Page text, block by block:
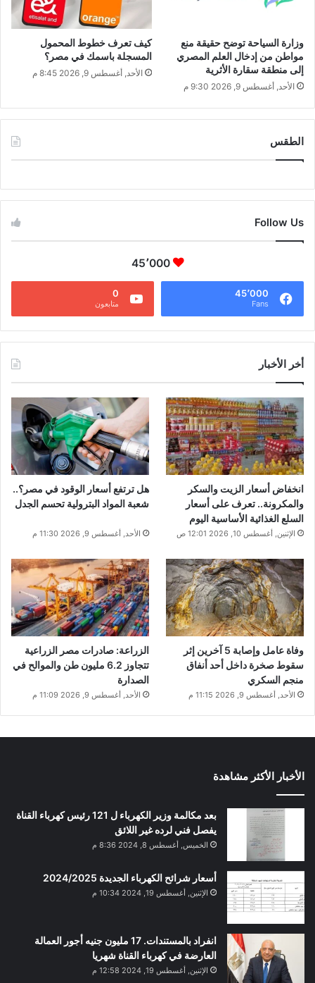
وزارة السياحة توضح حقيقة منع
مواطن من إدخال العلم المصري
إلى منطقة سقارة الأثرية
الأحد, أغسطس 9, 2026 9:30 م
كيف تعرف خطوط المحمول
المسجلة باسمك في مصر؟
الأحد, أغسطس 9, 2026 8:45 م
الطقس
Follow Us
45٬000
45٬000
Fans
0
متابعون
أخر الأخبار
انخفاض أسعار الزيت والسكر
والمكرونة.. تعرف على أسعار
السلع الغذائية الأساسية اليوم
الإثنين, أغسطس 10, 2026 12:01 ص
هل ترتفع أسعار الوقود في مصر؟..
شعبة المواد البترولية تحسم الجدل
الأحد, أغسطس 9, 2026 11:30 م
وفاة عامل وإصابة 5 آخرين إثر
سقوط صخرة داخل أحد أنفاق
منجم السكري
الأحد, أغسطس 9, 2026 11:15 م
الزراعة: صادرات مصر الزراعية
تتجاوز 6.2 مليون طن والموالح في
الصدارة
الأحد, أغسطس 9, 2026 11:09 م
الأخبار الأكثر مشاهدة
بعد مكالمة وزير الكهرباء ل 121 رئيس كهرباء القناة
يفصل فني لرده غير اللائق
الخميس, أغسطس 8, 2024 8:36 م
أسعار شرائح الكهرباء الجديدة 2024/2025
الإثنين, أغسطس 19, 2024 10:34 م
انفراد بالمستندات. 17 مليون جنيه أجور العمالة
العارضة في كهرباء القناة شهريا
الإثنين, أغسطس 19, 2024 12:58 م